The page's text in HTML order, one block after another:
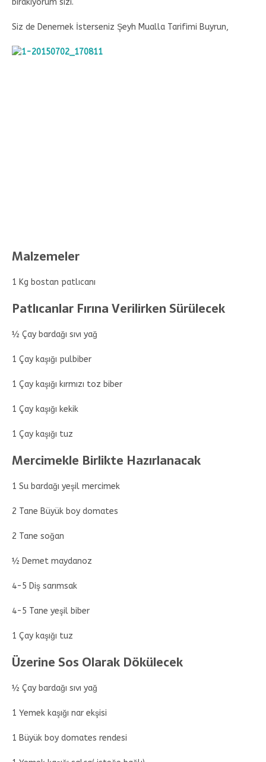
bırakıyorum sizi.
Siz de Denemek İsterseniz Şeyh Mualla Tarifimi Buyrun,
Malzemeler
1 Kg bostan patlıcanı
Patlıcanlar Fırına Verilirken Sürülecek
½ Çay bardağı sıvı yağ
1 Çay kaşığı pulbiber
1 Çay kaşığı kırmızı toz biber
1 Çay kaşığı kekik
1 Çay kaşığı tuz
Mercimekle Birlikte Hazırlanacak
1 Su bardağı yeşil mercimek
2 Tane Büyük boy domates
2 Tane soğan
½ Demet maydanoz
4-5 Diş sarımsak
4-5 Tane yeşil biber
1 Çay kaşığı tuz
Üzerine Sos Olarak Dökülecek
½ Çay bardağı sıvı yağ
1 Yemek kaşığı nar ekşisi
1 Büyük boy domates rendesi